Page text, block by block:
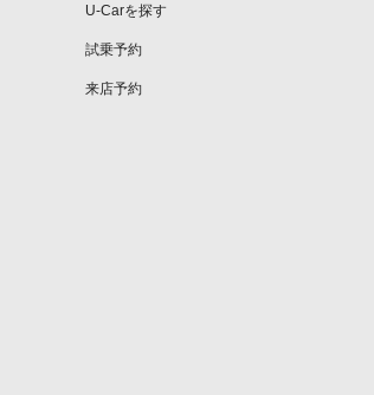
U-Carを探す
試乗予約
来店予約